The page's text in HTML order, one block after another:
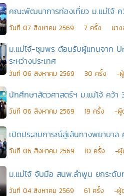
คณะพัฒนาการท่องเที่ยว ม.แม่โจ้ ค
วันที 07 สิงหาคม 2569 7 ครั้ง นา
ม.แม่โจ้-ชุมพร ต้อนรับผู้แทนจาก
ระหว่างประเทศ
วันที 06 สิงหาคม 2569 30 ครั้ง -
นักศึกษาสัตวศาสตร์ฯ ม.แม่โจ้ คว้า
วันที 06 สิงหาคม 2569 19 ครั้ง -ผู้
เปิดประสบการณ์สู่เส้นทางพยาบา
วันที 06 สิงหาคม 2569 10 ครั้ง -ผู้
ม.แม่โจ้ จับมือ สนพ.ลำพูน ยกระดั
วันที 04 สิงหาคม 2569 61 ครั้ง -ผู้